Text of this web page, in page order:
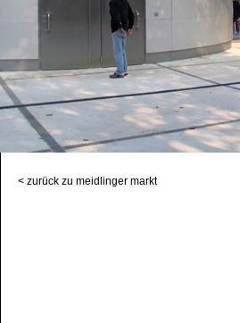
< zurück zu meidlinger markt